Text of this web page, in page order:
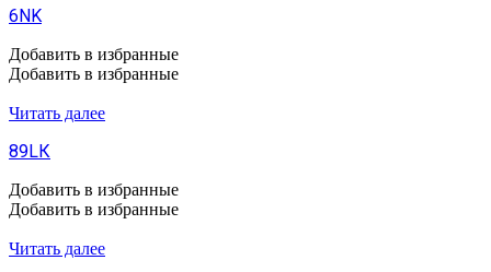
6NK
Добавить в избранные
Добавить в избранные
Читать далее
89LК
Добавить в избранные
Добавить в избранные
Читать далее